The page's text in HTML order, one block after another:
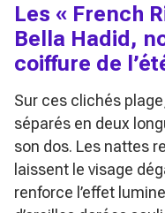
Les « French
Bella Hadid,
coiffure de
Sur ces clichés
séparés en deux
son dos. Les nattes
laissent le visage
renforce l’effet